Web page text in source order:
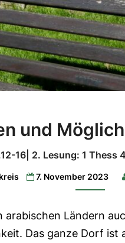
und
6,12-
2.
und
16| 2. Lesung: 1 Thess
7. November 2023
arabischen Ländern
Das ganze Dorf ist